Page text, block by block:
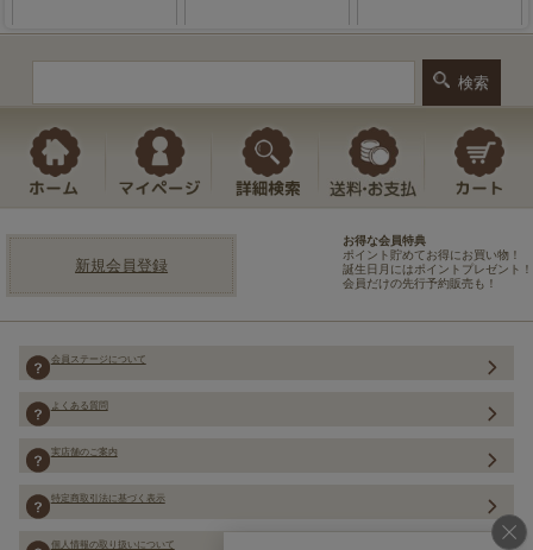
新規会員登録
お得な会員特典
ポイント貯めてお得にお買い物！
誕生日月にはポイントプレゼント！
会員だけの先行予約販売も！
会員ステージについて
よくある質問
実店舗のご案内
特定商取引法に基づく表示
個人情報の取り扱いについて